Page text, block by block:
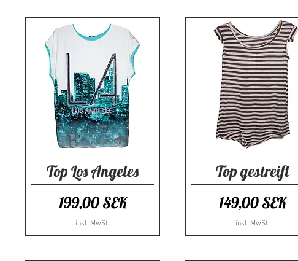
Schnellansicht
Top Los Angeles
Preis
199,00 SEK
inkl. MwSt.
Schnellansicht
Top gestreift
Preis
149,00 SEK
inkl. MwSt.